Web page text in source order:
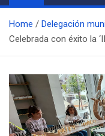
Home
Delegación
Celebrada con éxito la